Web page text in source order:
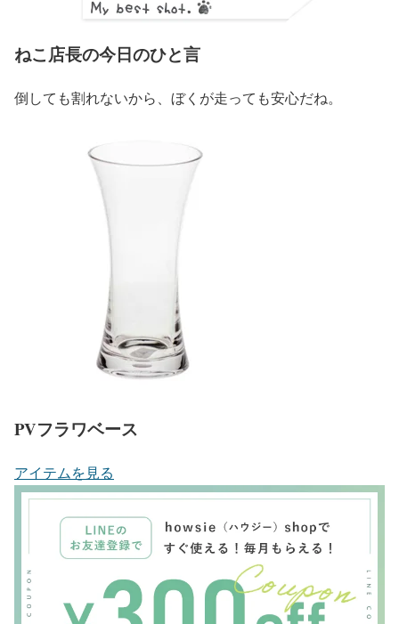
ねこ店長の今日のひと言
倒しても割れないから、ぼくが走っても安心だね。
PVフラワベース
アイテムを見る